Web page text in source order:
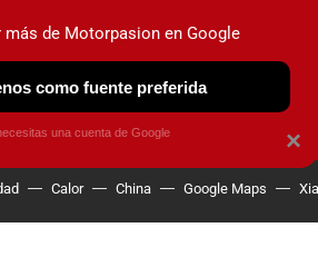
ELÉCTRICOS OBSERVATORIO
Calor China Google Maps
×
más de Motorpasion en Google
como fuente preferida
una cuenta de Google